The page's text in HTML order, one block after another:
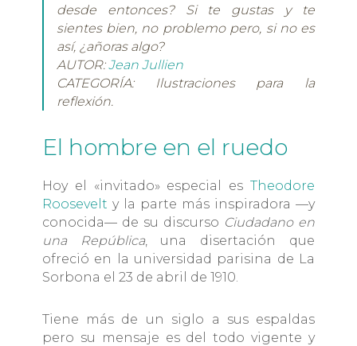
desde entonces? Si te gustas y te
sientes bien, no problemo pero, si no es
así, ¿añoras algo?
AUTOR:Jean Jullien
CATEGORÍA: Ilustraciones para la
reflexión.
El hombre en el ruedo
Hoy el «invitado» especial esTheodore
Roosevelt y la parte más inspiradora —y
conocida— de su discurso Ciudadano en
una República, una disertación que
ofreció en la universidad parisina de La
Sorbona el 23 de abril de 1910.
Tiene más de un siglo a sus espaldas
pero su mensaje es del todo vigente y